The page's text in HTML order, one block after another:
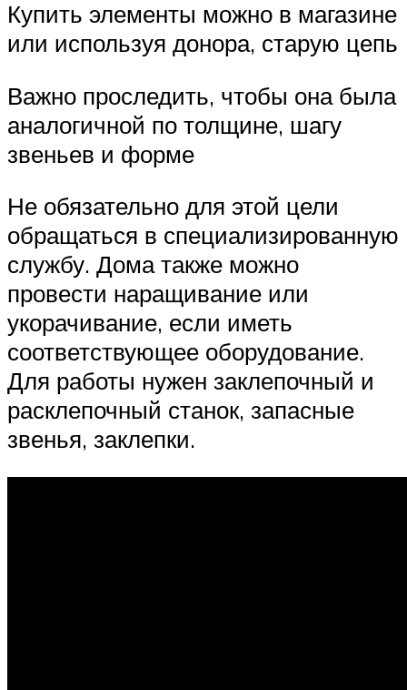
Купить элементы можно в магазине
или используя донора, старую цепь
Важно проследить, чтобы она была
аналогичной по толщине, шагу
звеньев и форме
Не обязательно для этой цели
обращаться в специализированную
службу. Дома также можно
провести наращивание или
укорачивание, если иметь
соответствующее оборудование.
Для работы нужен заклепочный и
расклепочный станок, запасные
звенья, заклепки.